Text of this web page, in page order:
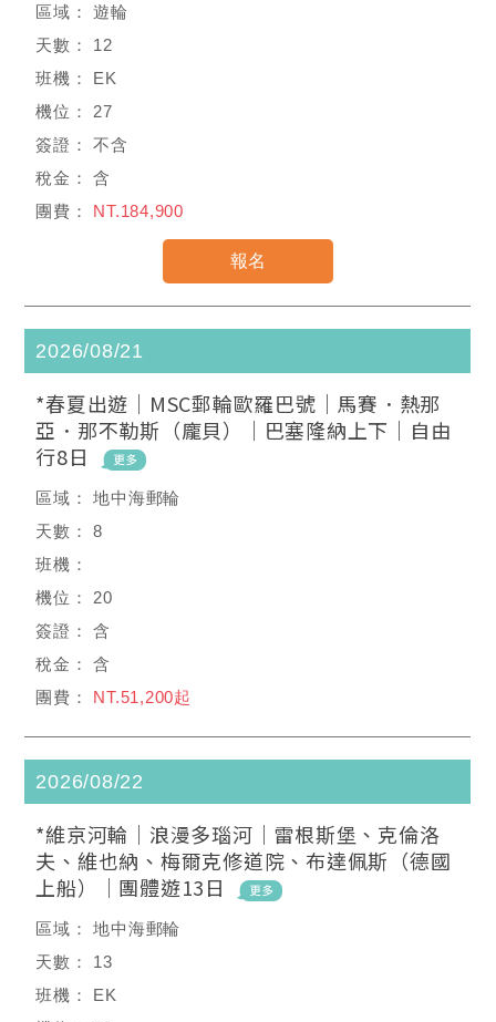
遊輪
12
EK
27
不含
含
NT.184,900
2026/08/21
*春夏出遊｜MSC郵輪歐羅巴號｜馬賽．熱那
亞．那不勒斯（龐貝）｜巴塞隆納上下｜自由
行8日
地中海郵輪
8
20
含
含
NT.51,200起
2026/08/22
*維京河輪｜浪漫多瑙河｜雷根斯堡、克倫洛
夫、維也納、梅爾克修道院、布達佩斯（德國
上船）｜團體遊13日
地中海郵輪
13
EK